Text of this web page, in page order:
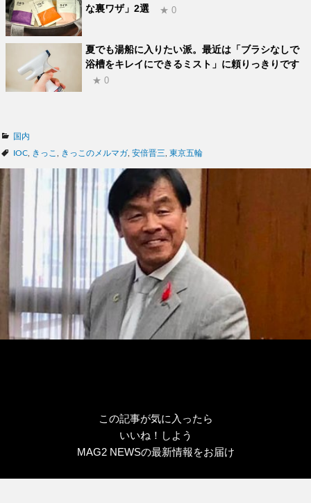
な裏ワザ」2選 ★ 0
夏でも湯船に入りたい派。最近は「ブラシなしで
浴槽をキレイにできるミスト」に頼りっきりです
★ 0
カ
テ
国内
タ
IOC きっこ きっこのメルマガ 安倍晋三 東京五輪
この記事が気に入ったら
いいね！しよう
MAG2 NEWSの最新情報をお届け